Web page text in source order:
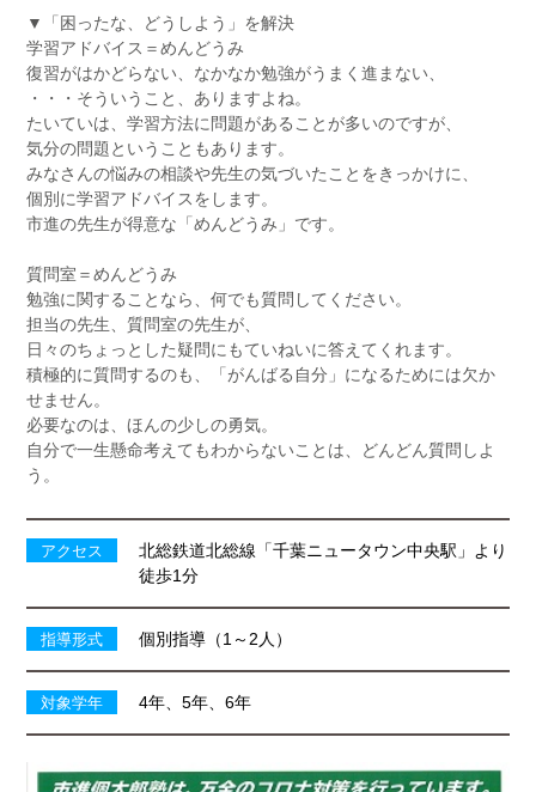
▼「困ったな、どうしよう」を解決
学習アドバイス＝めんどうみ
復習がはかどらない、なかなか勉強がうまく進まない、
・・・そういうこと、ありますよね。
たいていは、学習方法に問題があることが多いのですが、
気分の問題ということもあります。
みなさんの悩みの相談や先生の気づいたことをきっかけに、
個別に学習アドバイスをします。
市進の先生が得意な「めんどうみ」です。
質問室＝めんどうみ
勉強に関することなら、何でも質問してください。
担当の先生、質問室の先生が、
日々のちょっとした疑問にもていねいに答えてくれます。
積極的に質問するのも、「がんばる自分」になるためには欠か
せません。
必要なのは、ほんの少しの勇気。
自分で一生懸命考えてもわからないことは、どんどん質問しよ
う。
アクセス
北総鉄道北総線「千葉ニュータウン中央駅」より
徒歩1分
指導形式 個別指導（1～2人）
対象学年 4年、5年、6年